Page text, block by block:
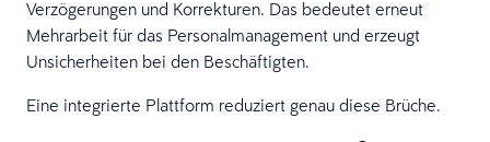
Verzögerungen und Korrekturen. Das bedeutet erneut
Mehrarbeit für das Personalmanagement und erzeugt
Unsicherheiten bei den Beschäftigten.
Eine integrierte Plattform reduziert genau diese Brüche.